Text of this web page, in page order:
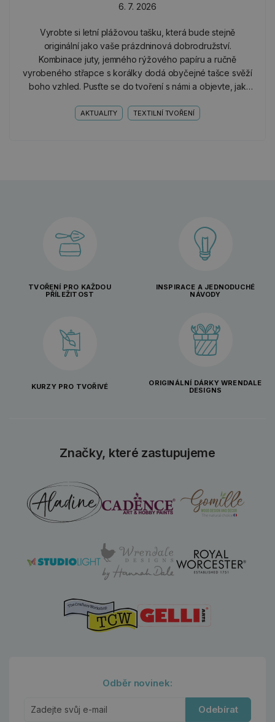
6. 7. 2026
Vyrobte si letní plážovou tašku, která bude stejně
originální jako vaše prázdninová dobrodružství.
Kombinace juty, jemného rýžového papíru a ručně
vyrobeného střapce s korálky dodá obyčejné tašce svěží
boho vzhled. Pusťte se do tvoření s námi a objevte, jak
celé…
AKTUALITY TEXTILNÍ TVOŘENÍ
TVOŘENÍ PRO KAŽDOU
PŘÍLEŽITOST
INSPIRACE A JEDNODUCHÉ
NÁVODY
KURZY PRO TVOŘIVÉ
ORIGINÁLNÍ DÁRKY WRENDALE
DESIGNS
Značky, které zastupujeme
Odběr novinek:
Odebírat